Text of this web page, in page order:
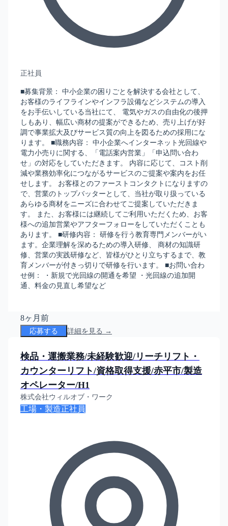
正社員
■募集背景： 中小企業の困りごとを解決する会社として、
お客様のライフラインやインフラ設備などシステムの導入
をお手伝いしている当社にて、 電気やガスの自由化の後押
しもあり、幅広い商材の提案ができるため、売り上げが好
調で事業拡大及びサービス質の向上を図るための採用にな
ります。 ■職務内容： 中小企業へインターネット光回線や
電力小売りに関する、「電話案内営業」「申込問い合わ
せ」の対応をしていただきます。 内容に応じて、コスト削
減や業務効率化につながるサービスのご提案や案内をお任
せします。 お客様とのファーストコンタクトになりますの
で、営業のトップバッターとして、当社が取り扱っている
あらゆる商材をニーズに合わせてご提案していただきま
す。 また、お客様には継続してご利用いただくため、お客
様への追加営業やアフターフォローをしていただくことも
あります。 ■研修内容： 研修を行う教育専門メンバーがい
ます。企業理解を深めるための導入研修、 商材の知識研
修、営業の実践研修など、皆様がひとり立ちするまで、教
育メンバーが付きっ切りで研修を行います。 ■お問い合わ
せ例： ・新規で光回線の開通を希望 ・光回線の追加開
通、料金の見直し希望など
8ヶ月前
応募する 詳細を見る →
検品・運搬業務/未経験歓迎/リーチリフト・
カウンターリフト/資格取得支援/赤平市/製造
オペレーター/H1
株式会社ウィルオブ・ワーク
工場・製造正社員